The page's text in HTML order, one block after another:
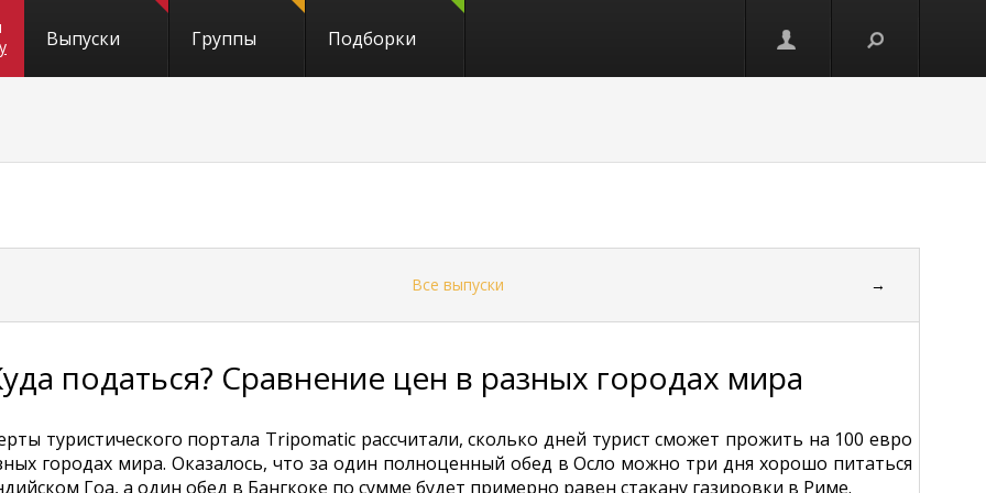
Выпуски Группы Подборки
Все выпуски →
податься? Сравнение цен в разных городах мира
туристического портала Tripomatic рассчитали, сколько дней турист сможет прожить на 100 евро
городах мира. Оказалось, что за один полноценный обед в Осло можно три дня хорошо питаться
Гоа, а один обед в Бангкоке по сумме будет примерно равен стакану газировки в Риме.